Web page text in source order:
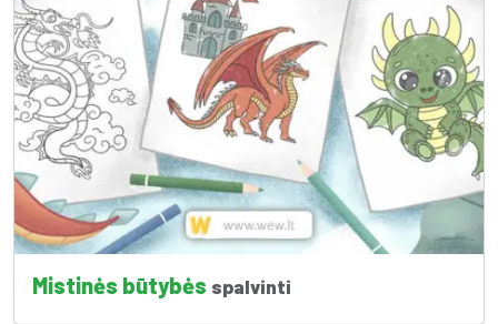
Mistinės būtybės spalvinti